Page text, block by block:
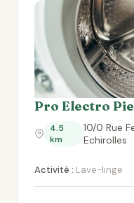
Pro Electro
4.5
km
10/0 Rue
Echirolles
Activité : Lave-linge